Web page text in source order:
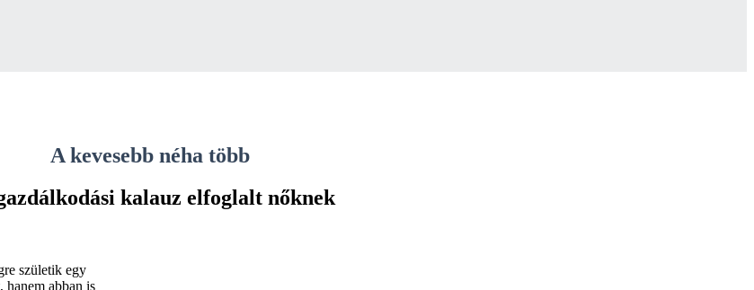
A kevesebb néha több
kalauz elfoglalt nőknek
születik egy
hanem abban is